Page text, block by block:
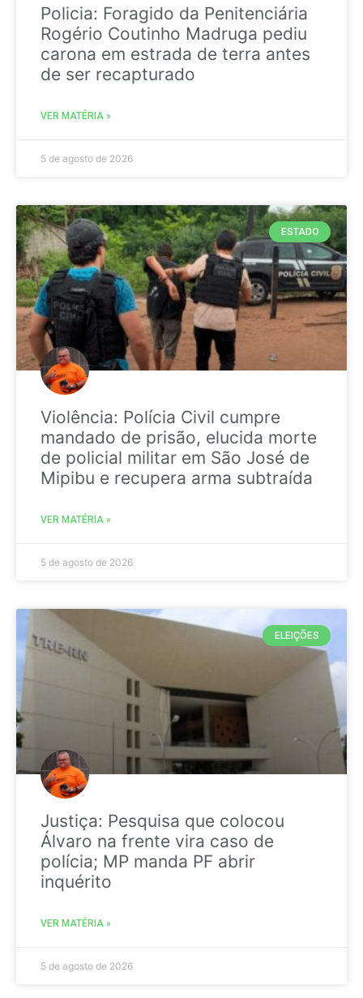
Policia: Foragido da Penitenciária
Rogério Coutinho Madruga pediu
carona em estrada de terra antes
de ser recapturado
VER MATÉRIA »
5 de agosto de 2026
ESTADO
Violência: Polícia Civil cumpre
mandado de prisão, elucida morte
de policial militar em São José de
Mipibu e recupera arma subtraída
VER MATÉRIA »
5 de agosto de 2026
ELEIÇÕES
Justiça: Pesquisa que colocou
Álvaro na frente vira caso de
polícia; MP manda PF abrir
inquérito
VER MATÉRIA »
5 de agosto de 2026